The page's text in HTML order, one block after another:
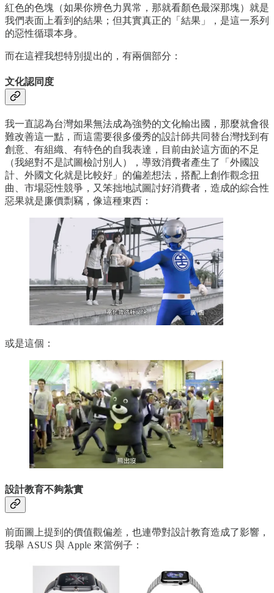
紅色的色塊（如果你辨色力異常，那就看顏色最深那塊）就是
我們表面上看到的結果；但其實真正的「結果」，是這一系列
的惡性循環本身。
而在這裡我想特別提出的，有兩個部分：
文化認同度
我一直認為台灣如果無法成為強勢的文化輸出國，那麼就會很
難改善這一點，而這需要很多優秀的設計師共同替台灣找到有
創意、有組織、有特色的自我表達，目前由於這方面的不足
（我絕對不是試圖檢討別人），導致消費者產生了「外國設
計、外國文化就是比較好」的偏差想法，搭配上創作觀念扭
曲、市場惡性競爭，又笨拙地試圖討好消費者，造成的綜合性
惡果就是廉價剽竊，像這種東西：
或是這個：
設計教育不夠紮實
前面圖上提到的價值觀偏差，也連帶對設計教育造成了影響，
我舉 ASUS 與 Apple 來當例子：